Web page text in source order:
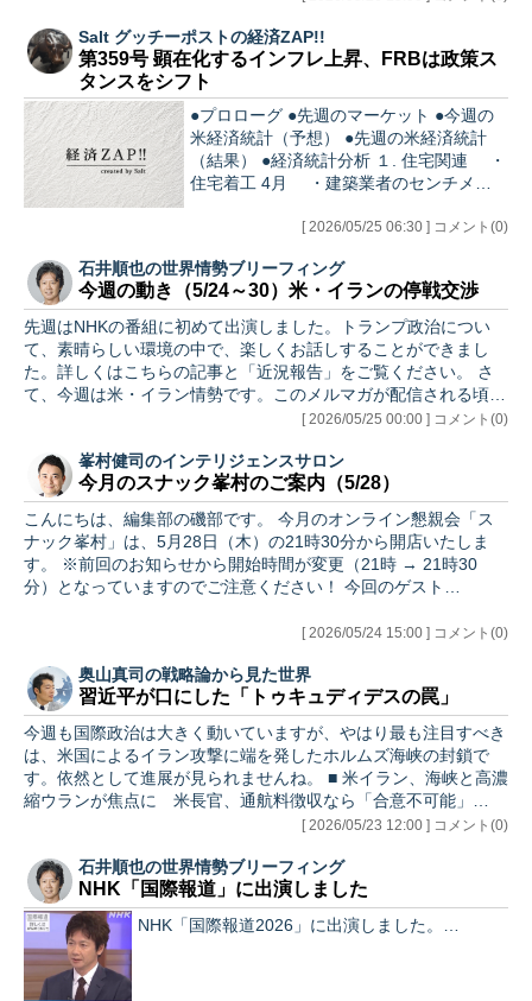
Salt グッチーポストの経済ZAP!!
第359号 顕在化するインフレ上昇、FRBは政策ス
タンスをシフト
●プロローグ ●先週のマーケット ●今週の
米経済統計（予想） ●先週の米経済統計
（結果） ●経済統計分析 １. 住宅関連 ・
住宅着工 4月 ・建築業者のセンチメント
険申請 ３. 連銀製造業サー…[ 2026/05/25 06:30 ] コメント(0)
石井順也の世界情勢ブリーフィング
今週の動き（5/24～30）米・イランの停戦交渉
先週はNHKの番組に初めて出演しました。トランプ政治につい
て、素晴らしい環境の中で、楽しくお話しすることができまし
た。詳しくはこちらの記事と「近況報告」をご覧ください。 さ
て、今週は米・イラン情勢です。このメルマガが配信される頃に
[ 2026/05/25 00:00 ] コメント(0)
峯村健司のインテリジェンスサロン
今月のスナック峯村のご案内（5/28）
こんにちは、編集部の磯部です。 今月のオンライン懇親会「ス
ナック峯村」は、5月28日（木）の21時30分から開店いたしま
す。 ※前回のお知らせから開始時間が変更（21時 → 21時30
分）となっていますのでご注意ください！ 今回のゲスト…
[ 2026/05/24 15:00 ] コメント(0)
奥山真司の戦略論から見た世界
習近平が口にした「トゥキュディデスの罠」
今週も国際政治は大きく動いていますが、やはり最も注目すべき
は、米国によるイラン攻撃に端を発したホルムズ海峡の封鎖で
す。依然として進展が見られませんね。 ■ 米イラン、海峡と高濃
縮ウランが焦点に 米長官、通航料徴収なら「合意不可能」
[ 2026/05/23 12:00 ] コメント(0)
石井順也の世界情勢ブリーフィング
NHK「国際報道」に出演しました
NHK「国際報道2026」に出演しました。…